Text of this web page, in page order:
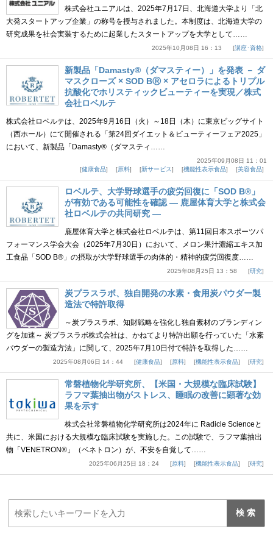
株式会社ユニアルは、2025年7月17日、北海道大学より「北
大発スタートアップ企業」の称号を授与されました。本制度は、北海道大学の
研究成果を社会実装するために起業したスタートアップを大学として……
2025年10月08日 16：13 講座･資格
新製品「Damasty®（ダマスティー）」を発表 － ダ
マスクローズ × SOD BⓇ × アセロラによるトリプル
抗酸化でホリスティックビューティーを実現／株式
会社ロベルテ
株式会社ロベルテは、2025年9月16日（火）～18日（木）に東京ビッグサイト
（西ホール）にて開催される「第24回ダイエット＆ビューティーフェア2025」
において、新製品「Damasty®（ダマスティ……
2025年09月08日 11：01
健康食品
原料 新サービス 機能性表示食品 美容食品
ロベルテ、大学野球選手の疲労回復に「SOD B®」
が有効である可能性を確認 ― 鹿屋体育大学と株式会
社ロベルテの共同研究 ―
鹿屋体育大学と株式会社ロベルテは、第11回日本スポーツパ
フォーマンス学会大会（2025年7月30日）において、メロン果汁濃縮エキス加
工食品「SOD B®」の摂取が大学野球選手の肉体的・精神的疲労回復度……
2025年08月25日 13：58 研究
炭プラスラボ、独自開発の水素・食用炭パウダー製
造法で特許取得
～炭プラスラボ、知財戦略を強化し独自素材のブランディン
グを加速～ 炭プラスラボ株式会社は、かねてより特許出願を行っていた「水素
パウダーの製造方法」に関して、2025年7月10日付で特許を取得した……
2025年08月06日 14：44 健康食品 原料 機能性表示食品 研究
常磐植物化学研究所、【米国・大規模な臨床試験】
ラフマ葉抽出物がストレス、睡眠の改善に顕著な効
果を示す
株式会社常磐植物化学研究所は2024年に Radicle Scienceと
共に、米国における大規模な臨床試験を実施した。この試験で、ラフマ葉抽出
物「VENETRON®」（ベネトロン）が、不安を自覚して……
2025年06月25日 18：24 原料 機能性表示食品 研究